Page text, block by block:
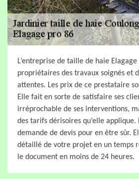
L’entreprise de taille de haie
propriétaires des travaux soignés et
attentes. Les prix de ce prestataire
Elle fait en sorte de satisfaire ses
irréprochable de ses interventions,
des tarifs dérisoires qu’elle applique.
demande de devis pour en être sûr.
détaillé de votre projet en un temps
le document en moins de 24 heures.